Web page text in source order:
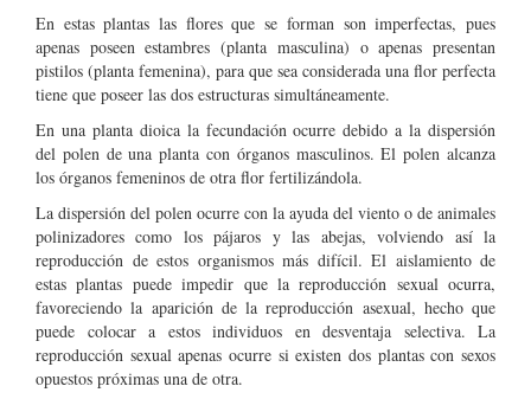
En estas plantas las flores que se forman son imperfectas, pues
apenas poseen estambres (planta masculina) o apenas presentan
pistilos (planta femenina), para que sea considerada una flor perfecta
tiene que poseer las dos estructuras simultáneamente.
En una planta dioica la fecundación ocurre debido a la dispersión
del polen de una planta con órganos masculinos. El polen alcanza
los órganos femeninos de otra flor fertilizándola.
La dispersión del polen ocurre con la ayuda del viento o de animales
polinizadores como los pájaros y las abejas, volviendo así la
reproducción de estos organismos más difícil. El aislamiento de
estas plantas puede impedir que la reproducción sexual ocurra,
favoreciendo la aparición de la reproducción asexual, hecho que
puede colocar a estos individuos en desventaja selectiva. La
reproducción sexual apenas ocurre si existen dos plantas con sexos
opuestos próximas una de otra.